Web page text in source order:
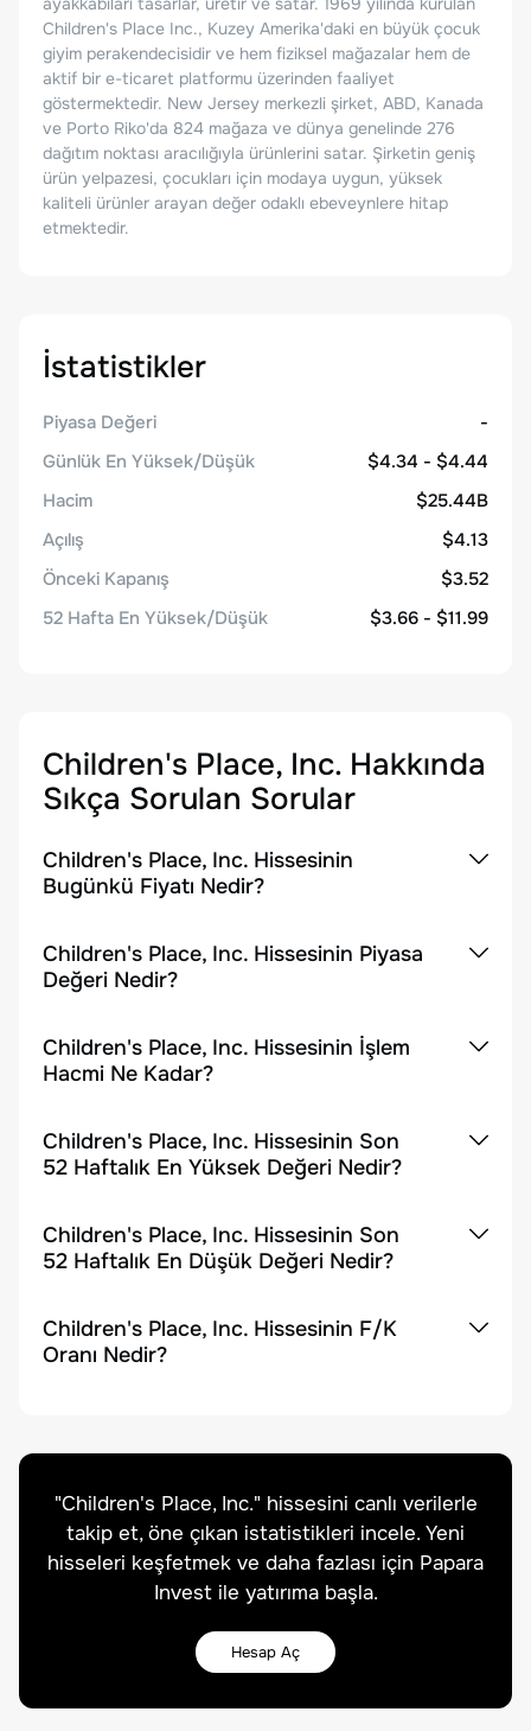
Children's Place Inc., Kuzey Amerika'daki en büyük çocuk
giyim perakendecisidir ve hem fiziksel mağazalar hem de
aktif bir e-ticaret platformu üzerinden faaliyet
göstermektedir. New Jersey merkezli şirket, ABD, Kanada
ve Porto Riko'da 824 mağaza ve dünya genelinde 276
dağıtım noktası aracılığıyla ürünlerini satar. Şirketin geniş
ürün yelpazesi, çocukları için modaya uygun, yüksek
kaliteli ürünler arayan değer odaklı ebeveynlere hitap
etmektedir.
İstatistikler
Piyasa Değeri
-
Günlük En Yüksek/Düşük
$4.34 - $4.44
Hacim
$25.44B
Açılış
$4.13
Önceki Kapanış
$3.52
52 Hafta En Yüksek/Düşük
$3.66 - $11.99
Children's Place, Inc. Hakkında
Sıkça Sorulan Sorular
Children's Place, Inc. Hissesinin
Bugünkü Fiyatı Nedir?
Children's Place, Inc. Hissesinin Piyasa
Değeri Nedir?
Children's Place, Inc. Hissesinin İşlem
Hacmi Ne Kadar?
Children's Place, Inc. Hissesinin Son
52 Haftalık En Yüksek Değeri Nedir?
Children's Place, Inc. Hissesinin Son
52 Haftalık En Düşük Değeri Nedir?
Children's Place, Inc. Hissesinin F/K
Oranı Nedir?
"Children's Place, Inc." hissesini canlı verilerle
takip et, öne çıkan istatistikleri incele. Yeni
hisseleri keşfetmek ve daha fazlası için Papara
Invest ile yatırıma başla.
Hesap Aç